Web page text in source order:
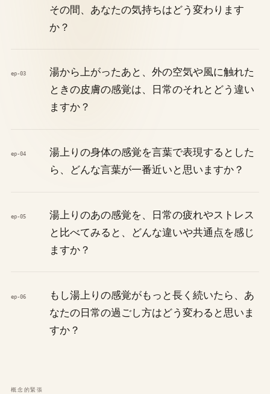
その間、あなたの気持ちはどう変わります
か？
ep-03
湯から上がったあと、外の空気や風に触れた
ときの皮膚の感覚は、日常のそれとどう違い
ますか？
ep-04
湯上りの身体の感覚を言葉で表現するとした
ら、どんな言葉が一番近いと思いますか？
ep-05
湯上りのあの感覚を、日常の疲れやストレス
と比べてみると、どんな違いや共通点を感じ
ますか？
ep-06
もし湯上りの感覚がもっと長く続いたら、あ
なたの日常の過ごし方はどう変わると思いま
すか？
概念的緊張